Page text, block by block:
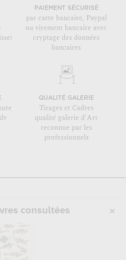
PAIEMENT SÉCURISÉ
par carte bancaire, Paypal
ou virement bancaire avec
cryptage des données
bancaires
QUALITÉ GALERIE
Tirages et Cadres
qualité galerie d'Art
reconnue par les
professionnels
consultées